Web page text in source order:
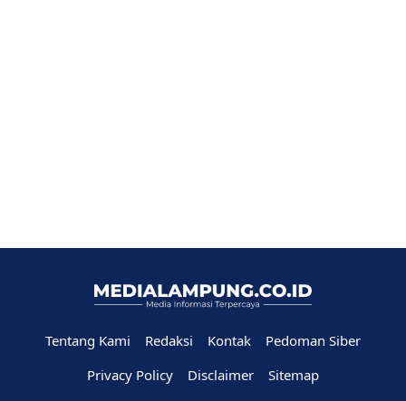
Tentang Kami Redaksi Kontak
Pedoman Siber
Privacy Policy
Disclaimer Sitemap